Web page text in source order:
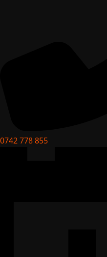
0742 778 855